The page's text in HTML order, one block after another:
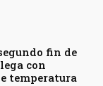
fin de
con
temperatura